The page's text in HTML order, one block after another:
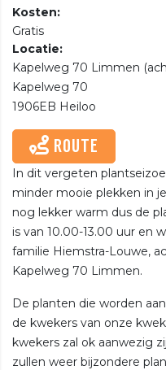
Kosten:
Gratis
Locatie:
Kapelweg 70 Limmen
Kapelweg 70
1906EB Heiloo
ROUTE
In dit vergeten
minder mooie plekken in
nog lekker warm dus de
is van 10.00-13.00 uur en
familie Hiemstra-Louwe,
Kapelweg 70 Limmen.
De planten die worden
de kwekers van onze
kwekers zal ok aanwezig
zullen weer bijzondere